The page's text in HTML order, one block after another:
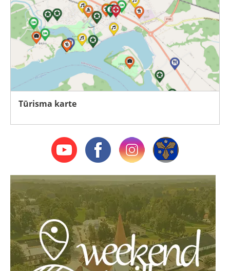
Tūrisma karte